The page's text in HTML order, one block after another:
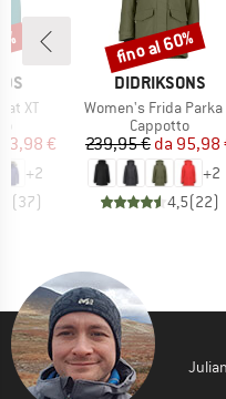
XT
ridotto
43,98 €
+2
(37)
MARCHIO
DIDRIKSONS
Articolo
Women's Frida Parka
Gruppo di
Cappotto
Prezzo
239,95 € Prezzo
da 95,98
+2
4,5(22)
Sconto
fino al 60%